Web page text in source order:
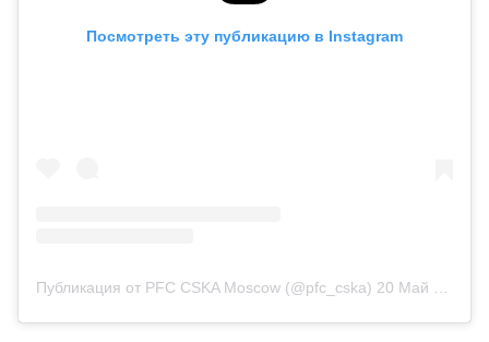
Посмотреть эту публикацию в Instagram
Публикация от PFC CSKA Moscow (@pfc_cska) 20 Май 2020 в 2:02 PDT